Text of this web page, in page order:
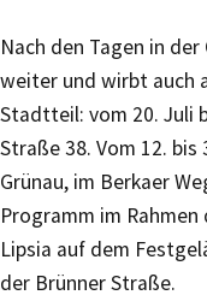
Nach den Tagen in
weiter und wirbt auch
Stadtteil: vom 20. Juli
Straße 38. Vom 12.
Grünau, im Berkaer
Programm im
Lipsia auf dem
der Brünner Straße.